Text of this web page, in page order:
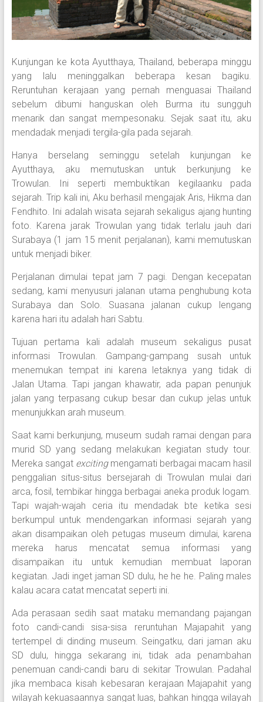
Kunjungan ke kota Ayutthaya, Thailand, beberapa minggu
yang lalu meninggalkan beberapa kesan bagiku.
Reruntuhan kerajaan yang pernah menguasai Thailand
sebelum dibumi hanguskan oleh Burma itu sungguh
menarik dan sangat mempesonaku. Sejak saat itu, aku
mendadak menjadi tergila-gila pada sejarah.
Hanya berselang seminggu setelah kunjungan ke
Ayutthaya, aku memutuskan untuk berkunjung ke
Trowulan. Ini seperti membuktikan kegilaanku pada
sejarah. Trip kali ini, Aku berhasil mengajak Aris, Hikma dan
Fendhito. Ini adalah wisata sejarah sekaligus ajang hunting
foto. Karena jarak Trowulan yang tidak terlalu jauh dari
Surabaya (1 jam 15 menit perjalanan), kami memutuskan
untuk menjadi biker.
Perjalanan dimulai tepat jam 7 pagi. Dengan kecepatan
sedang, kami menyusuri jalanan utama penghubung kota
Surabaya dan Solo. Suasana jalanan cukup lengang
karena hari itu adalah hari Sabtu.
Tujuan pertama kali adalah museum sekaligus pusat
informasi Trowulan. Gampang-gampang susah untuk
menemukan tempat ini karena letaknya yang tidak di
Jalan Utama. Tapi jangan khawatir, ada papan penunjuk
jalan yang terpasang cukup besar dan cukup jelas untuk
menunjukkan arah museum.
Saat kami berkunjung, museum sudah ramai dengan para
murid SD yang sedang melakukan kegiatan study tour.
Mereka sangat excitingmengamati berbagai macam hasil
penggalian situs-situs bersejarah di Trowulan mulai dari
arca, fosil, tembikar hingga berbagai aneka produk logam.
Tapi wajah-wajah ceria itu mendadak bte ketika sesi
berkumpul untuk mendengarkan informasi sejarah yang
akan disampaikan oleh petugas museum dimulai, karena
mereka harus mencatat semua informasi yang
disampaikan itu untuk kemudian membuat laporan
kegiatan. Jadi inget jaman SD dulu, he he he. Paling males
kalau acara catat mencatat seperti ini.
Ada perasaan sedih saat mataku memandang pajangan
foto candi-candi sisa-sisa reruntuhan Majapahit yang
tertempel di dinding museum. Seingatku, dari jaman aku
SD dulu, hingga sekarang ini, tidak ada penambahan
penemuan candi-candi baru di sekitar Trowulan. Padahal
jika membaca kisah kebesaran kerajaan Majapahit yang
wilayah kekuasaannya sangat luas, bahkan hingga wilayah